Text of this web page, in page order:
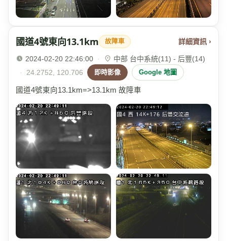
國道4號東向13.1km 故障車 詳細資訊 ›
2024-02-20 22:46:00 ·
中部 台中系統(11) - 后豐(14)
·
24.2752, 120.706 即時影像 Google 地圖
國道4號東向13.1km=>13.1km 故障車